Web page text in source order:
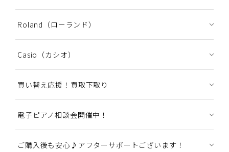
Roland（ローランド）
Casio（カシオ）
買い替え応援！買取下取り
電子ピアノ相談会開催中！
ご購入後も安心♪アフターサポートございます！